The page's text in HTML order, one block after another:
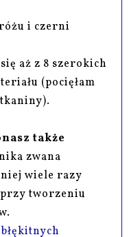
i czerni
aż z 8 szerokich
(pocięłam
także
zwana
wiele razy
tworzeniu